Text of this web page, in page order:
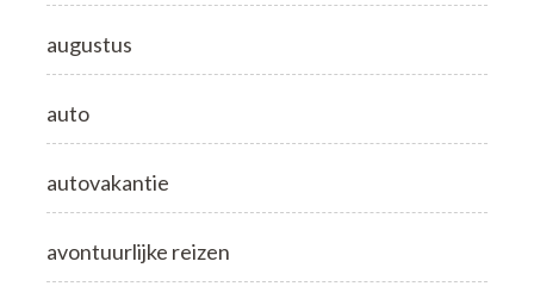
augustus
auto
autovakantie
avontuurlijke reizen